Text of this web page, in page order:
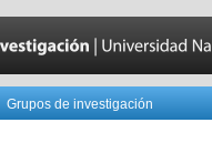
Grupos de investigación